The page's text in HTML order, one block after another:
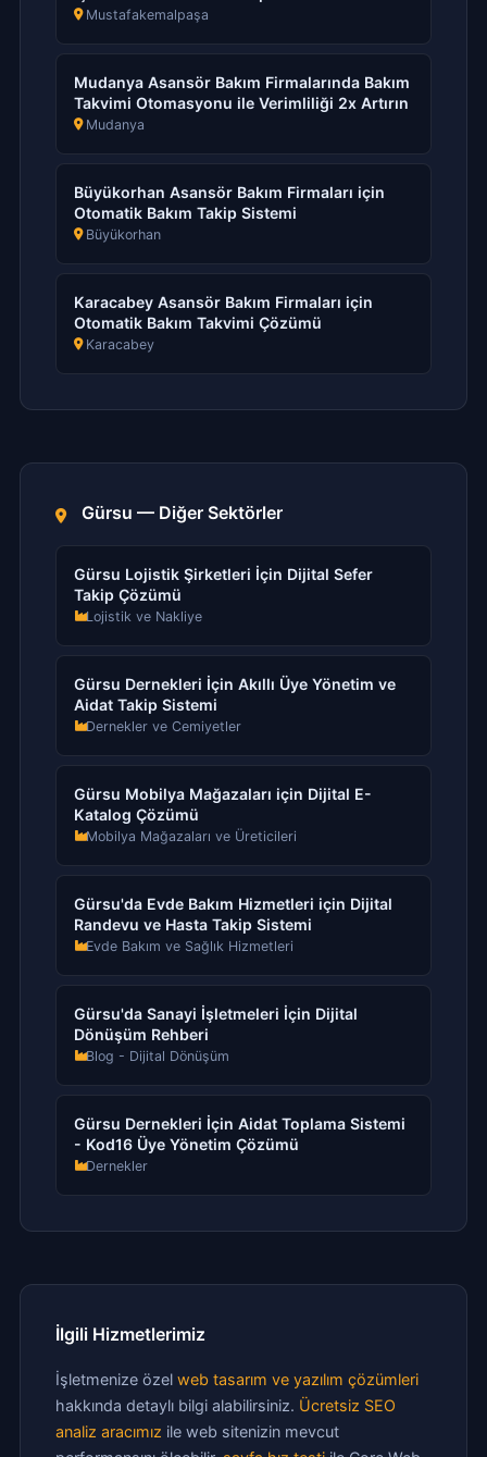
Mustafakemalpaşa
Mudanya Asansör Bakım Firmalarında Bakım
Takvimi Otomasyonu ile Verimliliği 2x Artırın
Mudanya
Büyükorhan Asansör Bakım Firmaları için
Otomatik Bakım Takip Sistemi
Büyükorhan
Karacabey Asansör Bakım Firmaları için
Otomatik Bakım Takvimi Çözümü
Karacabey
Gürsu — Diğer Sektörler
Gürsu Lojistik Şirketleri İçin Dijital Sefer
Takip Çözümü
Lojistik ve Nakliye
Gürsu Dernekleri İçin Akıllı Üye Yönetim ve
Aidat Takip Sistemi
Dernekler ve Cemiyetler
Gürsu Mobilya Mağazaları için Dijital E-
Katalog Çözümü
Mobilya Mağazaları ve Üreticileri
Gürsu'da Evde Bakım Hizmetleri için Dijital
Randevu ve Hasta Takip Sistemi
Evde Bakım ve Sağlık Hizmetleri
Gürsu'da Sanayi İşletmeleri İçin Dijital
Dönüşüm Rehberi
Blog - Dijital Dönüşüm
Gürsu Dernekleri İçin Aidat Toplama Sistemi
- Kod16 Üye Yönetim Çözümü
Dernekler
İlgili Hizmetlerimiz
İşletmenize özel web tasarım ve yazılım çözümleri
hakkında detaylı bilgi alabilirsiniz. Ücretsiz SEO
analiz aracımız ile web sitenizin mevcut